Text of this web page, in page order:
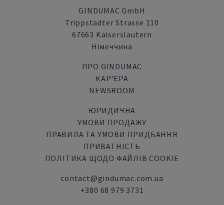
GINDUMAC GmbH
Trippstadter Strasse 110
67663 Kaiserslautern
Німеччина
ПРО GINDUMAC
КАР'ЄРА
NEWSROOM
ЮРИДИЧНА
УМОВИ ПРОДАЖУ
ПРАВИЛА ТА УМОВИ ПРИДБАННЯ
ПРИВАТНІСТЬ
ПОЛІТИКА ЩОДО ФАЙЛІВ COOKIE
contact@gindumac.com.ua
+380 68 979 3731